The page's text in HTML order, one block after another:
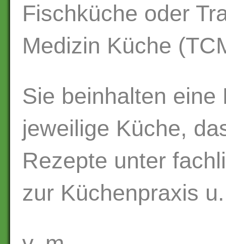
Fischküche oder
Medizin Küche
Sie beinhalten eine
jeweilige Küche,
Rezepte unter
zur Küchenpraxis u.